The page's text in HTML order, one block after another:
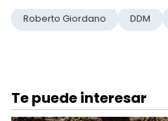
Roberto Giordano DDM